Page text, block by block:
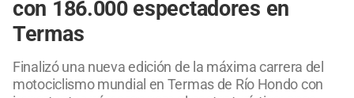
con 186.000 espectadores en
Termas
Finalizó una nueva edición de la máxima carrera del
motociclismo mundial en Termas de Río Hondo con